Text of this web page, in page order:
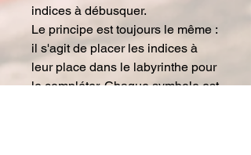
indices à débusquer.
Le principe est toujours le même :
il s'agit de placer les indices à
leur place dans le labyrinthe pour
le compléter. Chaque symbole est